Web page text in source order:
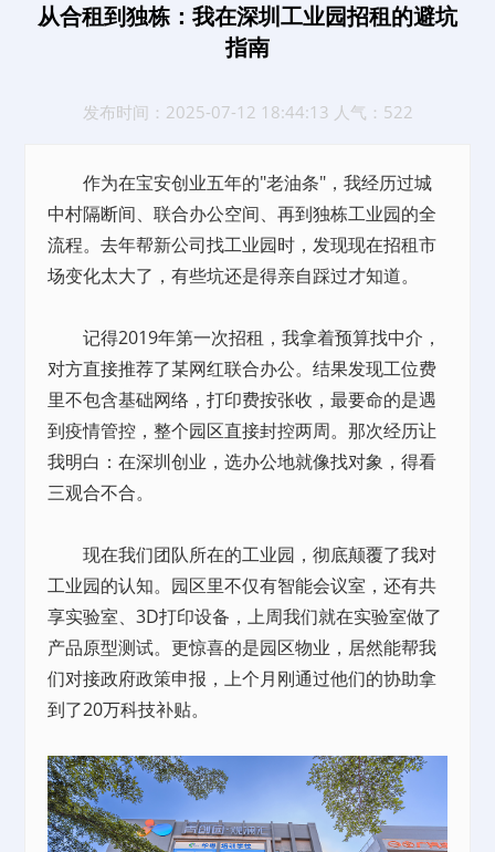
从合租到独栋：我在深圳工业园招租的避坑
指南
发布时间：2025-07-12 18:44:13 人气：522
作为在宝安创业五年的"老油条"，我经历过城
中村隔断间、联合办公空间、再到独栋工业园的全
流程。去年帮新公司找工业园时，发现现在招租市
场变化太大了，有些坑还是得亲自踩过才知道。
记得2019年第一次招租，我拿着预算找中介，
对方直接推荐了某网红联合办公。结果发现工位费
里不包含基础网络，打印费按张收，最要命的是遇
到疫情管控，整个园区直接封控两周。那次经历让
我明白：在深圳创业，选办公地就像找对象，得看
三观合不合。
现在我们团队所在的工业园，彻底颠覆了我对
工业园的认知。园区里不仅有智能会议室，还有共
享实验室、3D打印设备，上周我们就在实验室做了
产品原型测试。更惊喜的是园区物业，居然能帮我
们对接政府政策申报，上个月刚通过他们的协助拿
到了20万科技补贴。